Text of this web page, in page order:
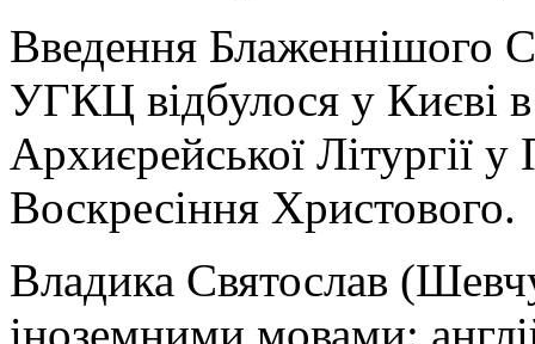
Введення Блаженнішого
УГКЦ відбулося у Києві
Архиєрейської Літургії
Воскресіння Христового.
Владика Святослав
іноземними мовами: